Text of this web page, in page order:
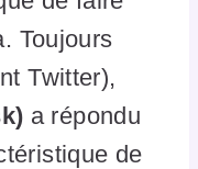
Toujours
Twitter),
a répondu
de